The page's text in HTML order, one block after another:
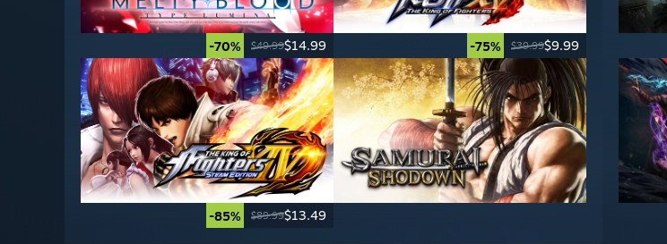
-70% $49.99$14.99 -75% $39.99$9.99
-85% $89.99$13.49